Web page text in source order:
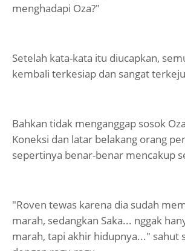
menghadapi Oza?"
Setelah kata-kata itu diucapkan,
kembali terkesiap dan sangat
Bahkan tidak menganggap sosok
Koneksi dan latar belakang orang
sepertinya benar-benar mencakup
"Roven tewas karena dia sudah
marah, sedangkan Saka... nggak
marah, tapi akhir hidupnya..." sahut